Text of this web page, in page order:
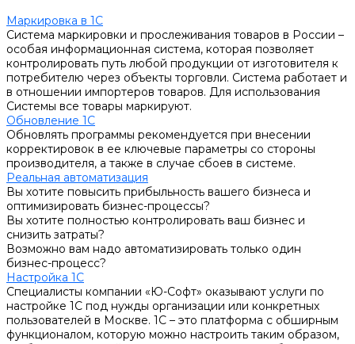
Маркировка в 1С
Система маркировки и прослеживания товаров в России –
особая информационная система, которая позволяет
контролировать путь любой продукции от изготовителя к
потребителю через объекты торговли. Система работает и
в отношении импортеров товаров. Для использования
Системы все товары маркируют.
Обновление 1С
Обновлять программы рекомендуется при внесении
корректировок в ее ключевые параметры со стороны
производителя, а также в случае сбоев в системе.
Реальная автоматизация
Вы хотите повысить прибыльность вашего бизнеса и
оптимизировать бизнес-процессы?
Вы хотите полностью контролировать ваш бизнес и
снизить затраты?
Возможно вам надо автоматизировать только один
бизнес-процесс?
Настройка 1С
Специалисты компании «Ю-Софт» оказывают услуги по
настройке 1С под нужды организации или конкретных
пользователей в Москве. 1С – это платформа с обширным
функционалом, которую можно настроить таким образом,